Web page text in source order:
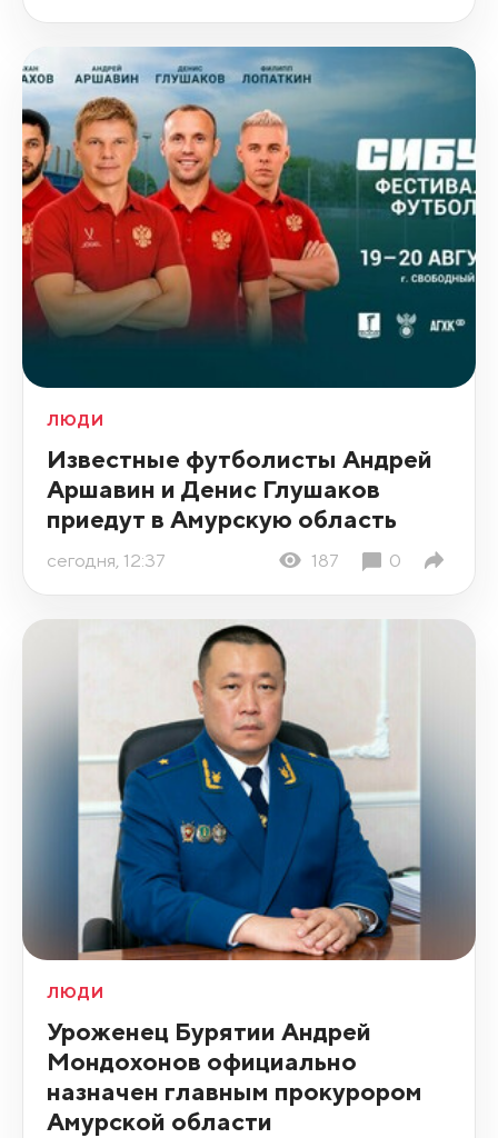
ЛЮДИ
Известные футболисты Андрей
Аршавин и Денис Глушаков
приедут в Амурскую область
сегодня, 12:37 187 0
ЛЮДИ
Уроженец Бурятии Андрей
Мондохонов официально
назначен главным прокурором
Амурской области